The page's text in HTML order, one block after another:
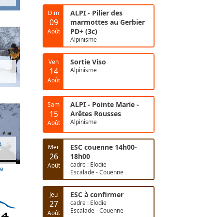
Dim
09
Août
ALPI - Pilier des
marmottes au Gerbier
PD+ (3c)
Alpinisme
Ven
14
Août
Sortie Viso
Alpinisme
Sam
15
Août
ALPI - Pointe Marie -
Arêtes Rousses
Alpinisme
Mer
26
Août
ESC couenne 14h00-
18h00
cadre : Elodie
Escalade - Couenne
Jeu
27
Août
ESC à confirmer
cadre : Elodie
Escalade - Couenne